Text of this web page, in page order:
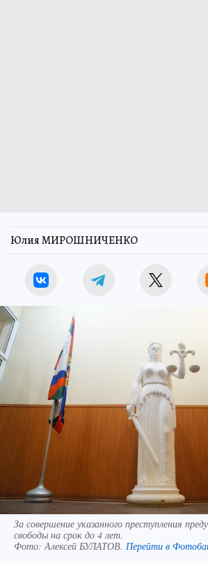
Юлия МИРОШНИЧЕНКО
За совершение указанного преступления
свободы на срок до 4 лет.
Фото: Алексей БУЛАТОВ. Перейти в